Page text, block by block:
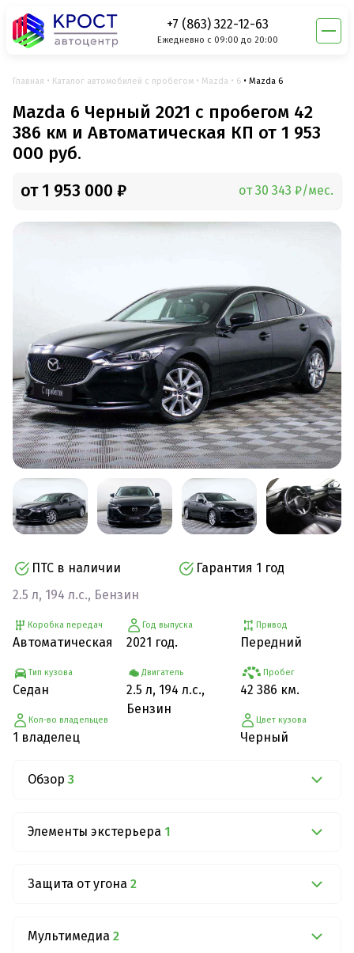
+7 (863) 322-12-63
Ежедневно с 09:00 до 20:00
Главная Каталог автомобилей с пробегом Mazda 6 Mazda 6
Mazda 6 Черный 2021 с пробегом 42
386 км и Автоматическая КП от 1 953
000 руб.
от 1 953 000 ₽ от 30 343 ₽/мес.
ПТС в наличии
Гарантия 1 год
2.5 л, 194 л.с., Бензин
Коробка передач
Автоматическая
Тип кузова
Седан
Кол-во владельцев
1 владелец
Год выпуска
2021 год.
Двигатель
2.5 л, 194 л.с.,
Бензин
Привод
Передний
Пробег
42 386 км.
Цвет кузова
Черный
Обзор 3
Элементы экстерьера 1
Защита от угона 2
Мультимедиа 2